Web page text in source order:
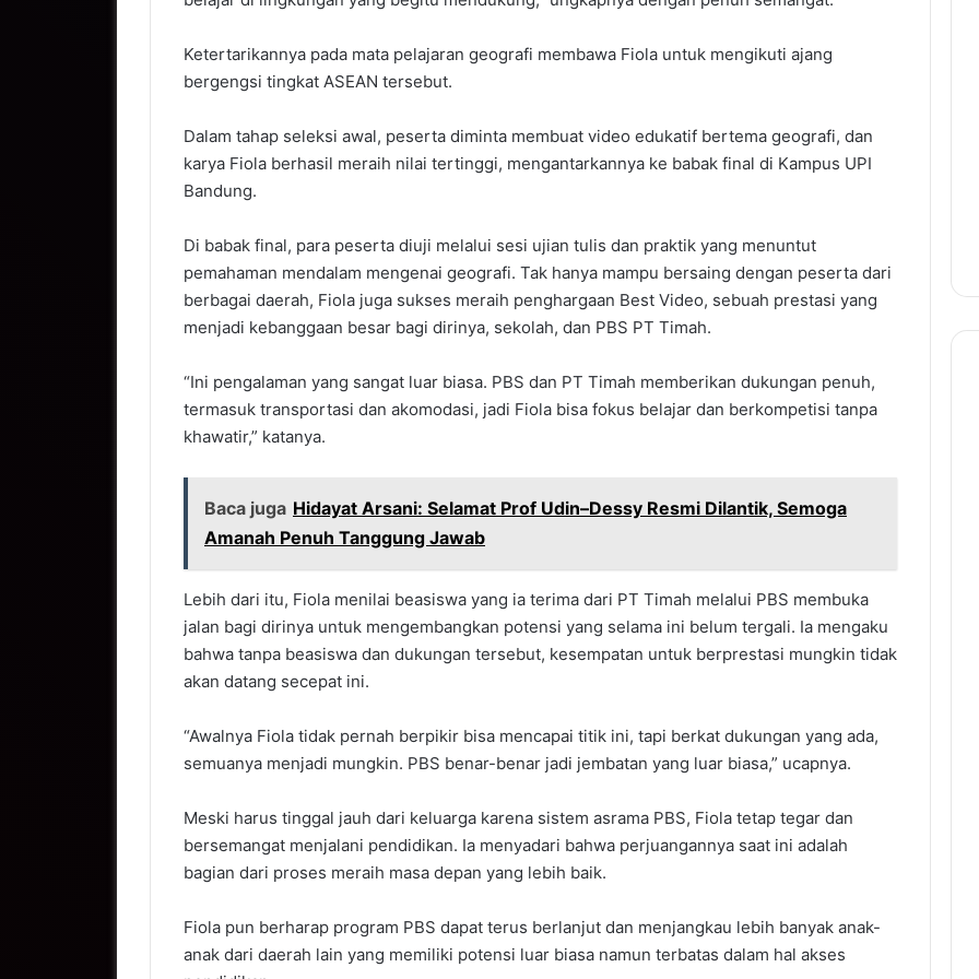
Ketertarikannya pada mata pelajaran geografi membawa Fiola untuk mengikuti ajang
bergengsi tingkat ASEAN tersebut.
Dalam tahap seleksi awal, peserta diminta membuat video edukatif bertema geografi, dan
karya Fiola berhasil meraih nilai tertinggi, mengantarkannya ke babak final di Kampus UPI
Bandung.
Di babak final, para peserta diuji melalui sesi ujian tulis dan praktik yang menuntut
pemahaman mendalam mengenai geografi. Tak hanya mampu bersaing dengan peserta dari
berbagai daerah, Fiola juga sukses meraih penghargaan Best Video, sebuah prestasi yang
menjadi kebanggaan besar bagi dirinya, sekolah, dan PBS PT Timah.
“Ini pengalaman yang sangat luar biasa. PBS dan PT Timah memberikan dukungan penuh,
termasuk transportasi dan akomodasi, jadi Fiola bisa fokus belajar dan berkompetisi tanpa
khawatir,” katanya.
Baca juga Hidayat Arsani: Selamat Prof Udin–Dessy Resmi Dilantik, Semoga
Amanah Penuh Tanggung Jawab
Lebih dari itu, Fiola menilai beasiswa yang ia terima dari PT Timah melalui PBS membuka
jalan bagi dirinya untuk mengembangkan potensi yang selama ini belum tergali. Ia mengaku
bahwa tanpa beasiswa dan dukungan tersebut, kesempatan untuk berprestasi mungkin tidak
akan datang secepat ini.
“Awalnya Fiola tidak pernah berpikir bisa mencapai titik ini, tapi berkat dukungan yang ada,
semuanya menjadi mungkin. PBS benar-benar jadi jembatan yang luar biasa,” ucapnya.
Meski harus tinggal jauh dari keluarga karena sistem asrama PBS, Fiola tetap tegar dan
bersemangat menjalani pendidikan. Ia menyadari bahwa perjuangannya saat ini adalah
bagian dari proses meraih masa depan yang lebih baik.
Fiola pun berharap program PBS dapat terus berlanjut dan menjangkau lebih banyak anak-
anak dari daerah lain yang memiliki potensi luar biasa namun terbatas dalam hal akses